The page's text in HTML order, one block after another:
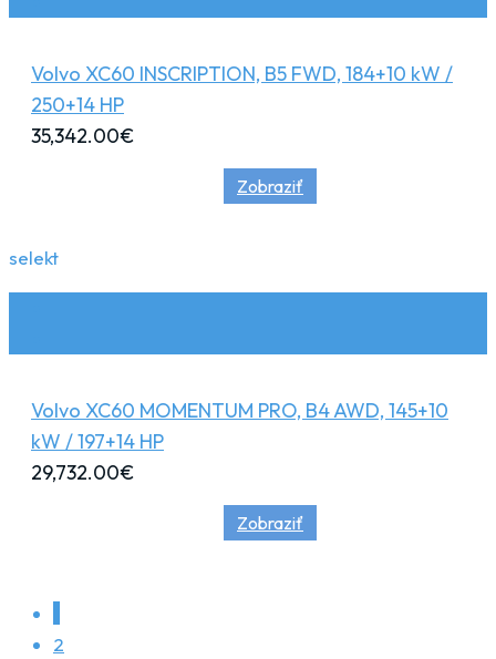
Volvo XC60 INSCRIPTION, B5 FWD, 184+10 kW /
250+14 HP
35,342.00€
Zobraziť
selekt
Volvo XC60 MOMENTUM PRO, B4 AWD, 145+10
kW / 197+14 HP
29,732.00€
Zobraziť
2